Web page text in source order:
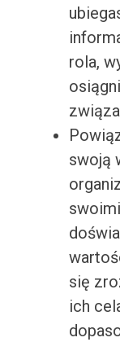
rola,
swoją
się
ich